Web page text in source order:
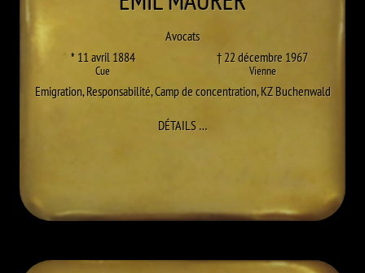
Avocats
* 11 avril 1884
Cue
† 22 décembre 1967
Vienne
Emigration,Responsabilité,Camp de concentration,KZ Buchenwald
DÉTAILS…À EMIL MAURER